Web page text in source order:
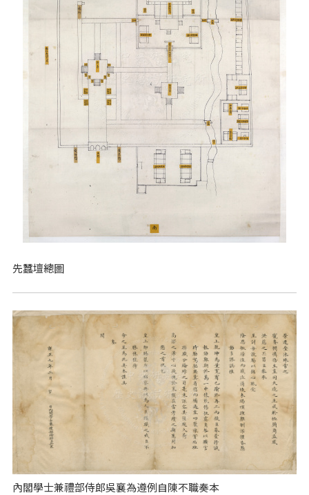
先蠶壇總圖
內閣學士兼禮部侍郎吳襄為遵例自陳不職奏本